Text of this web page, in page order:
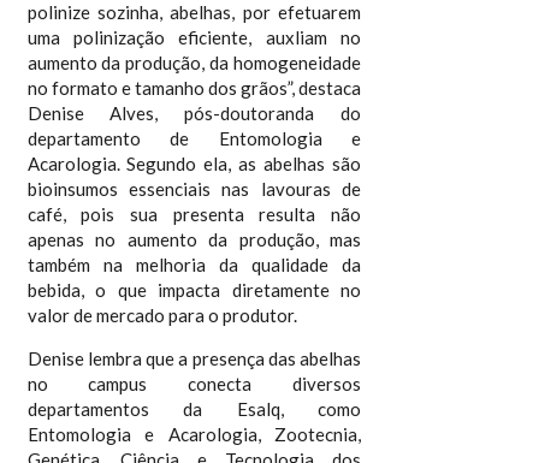
polinize sozinha, abelhas, por efetuarem
uma polinização eficiente, auxliam no
aumento da produção, da homogeneidade
no formato e tamanho dos grãos”, destaca
Denise Alves, pós-doutoranda do
departamento de Entomologia e
Acarologia. Segundo ela, as abelhas são
bioinsumos essenciais nas lavouras de
café, pois sua presenta resulta não
apenas no aumento da produção, mas
também na melhoria da qualidade da
bebida, o que impacta diretamente no
valor de mercado para o produtor.
Denise lembra que a presença das abelhas
no campus conecta diversos
departamentos da Esalq, como
Entomologia e Acarologia, Zootecnia,